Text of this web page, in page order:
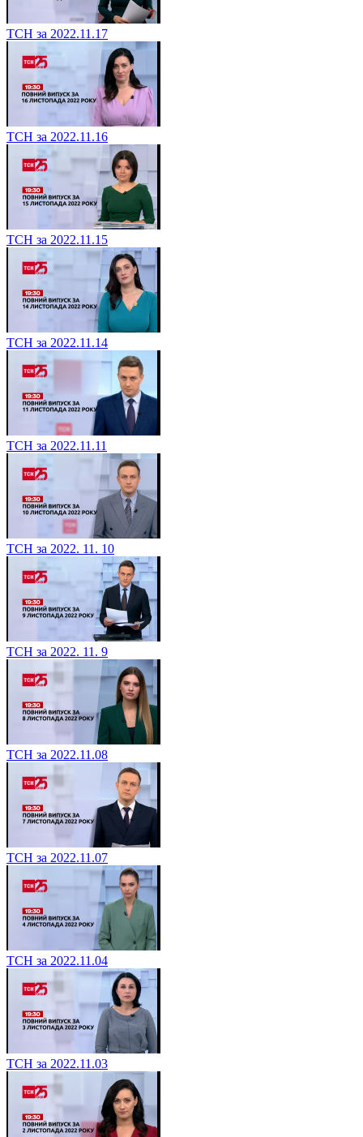
ТСН за 2022.11.17
ТСН за 2022.11.16
ТСН за 2022.11.15
ТСН за 2022.11.14
ТСН за 2022.11.11
ТСН за 2022. 11. 10
ТСН за 2022. 11. 9
ТСН за 2022.11.08
ТСН за 2022.11.07
ТСН за 2022.11.04
ТСН за 2022.11.03